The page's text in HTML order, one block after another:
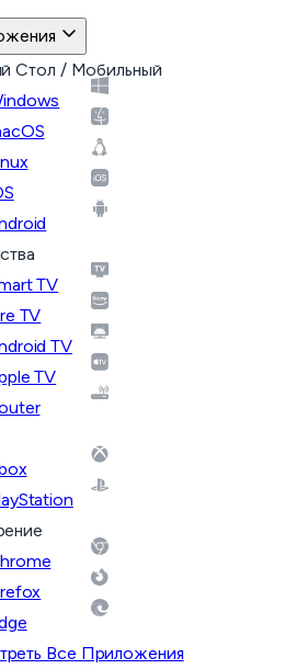
Стол / Мобильный
TV
TV
TV
TV
Все Приложения